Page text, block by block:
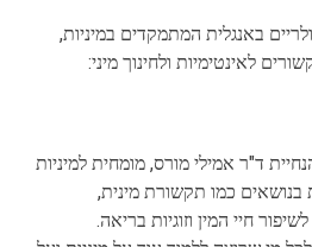
באנגלית המתמקדים במיניות,
לאינטימיות ולחינוך מיני:
ד"ר אמילי מורס, מומחית למיניות
בנושאים כמו תקשורת מינית,
חיי המין וזוגיות בריאה.